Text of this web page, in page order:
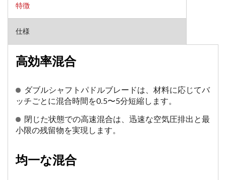
特徴
仕様
高効率混合
ダブルシャフトパドルブレードは、材料に応じてバ
ッチごとに混合時間を0.5〜5分短縮します。
閉じた状態での高速混合は、迅速な空気圧排出と最
小限の残留物を実現します。
均一な混合